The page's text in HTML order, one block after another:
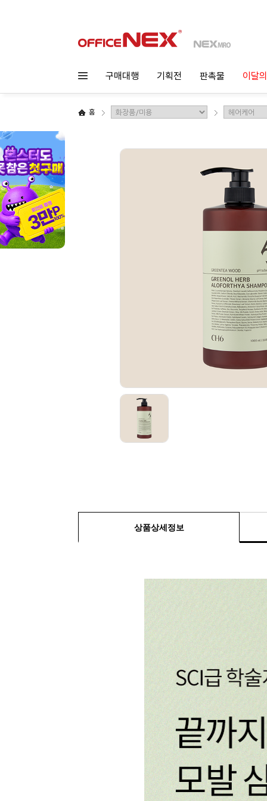
구매대행 기획전 판촉물 이달
홈
상품상세정보